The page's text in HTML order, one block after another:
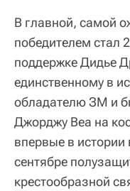
В главной, самой
победителем стал
поддержке Дидье
единственному в
обладателю ЗМ и
Джорджу Веа на
впервые в истории
сентябре
крестообразной